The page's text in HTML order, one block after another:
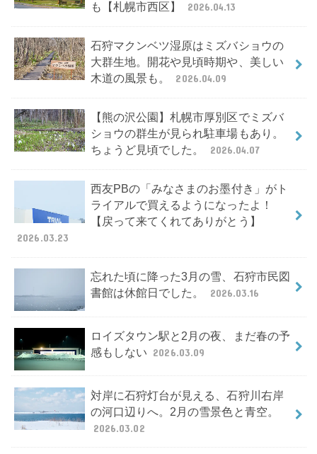
も【札幌市西区】
2026.04.13
石狩マクンベツ湿原はミズバショウの
大群生地。開花や見頃時期や、美しい
木道の風景も。
2026.04.09
【熊の沢公園】札幌市厚別区でミズバ
ショウの群生が見られ駐車場もあり。
ちょうど見頃でした。
2026.04.07
西友PBの「みなさまのお墨付き」がト
ライアルで買えるようになったよ！
【戻って来てくれてありがとう】
2026.03.23
忘れた頃に降った3月の雪、石狩市民図
書館は休館日でした。
2026.03.16
ロイズタウン駅と2月の夜、まだ春の予
感もしない 2026.03.09
対岸に石狩灯台が見える、石狩川右岸
の河口辺りへ。2月の雪景色と青空。
2026.03.02